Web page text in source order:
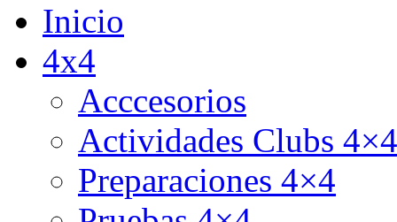
Inicio
4x4
Acccesorios
Actividades Clubs 4×4
Preparaciones 4×4